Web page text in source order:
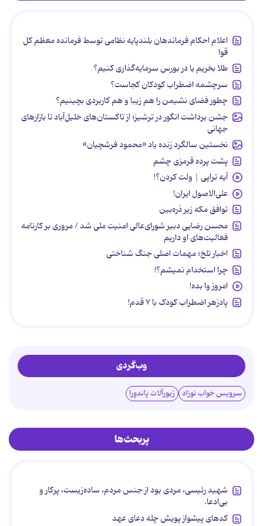
اعلام احکام فرماندهان بلندپایه نظامی توسط فرمانده معظم کل
قوا
طلا بخریم یا در بورس سرمایه‌گذاری کنیم؟
سرچشمه اضطراب کودکان کجاست؟
چطور فضای نشیمن را هم زیبا و هم کاربردی بچینیم؟
جشن برداشت انگور در ترشیز؛ از تاکستان‌های خلیل‌آباد تا بازارهای
جهانی
نخستین سالگرد زنده یاد «محمود فرشچیان»
پشت پرده قرمزی چشم
آیه تراپی | ولت کردن؟!
علی‌الاصول ایران!
توافق مکه زیر ذره‌بین
محسن رضایی دبیر شورای‌عالی امنیت ملی شد / مروری بر کارنامه
فعالیت‌های او داریم
اخبار تلخ؛ مهمات اصلی جنگ شناختی
چرا استخدام نمیشم؟!
امروز وا بده!
پادزهر اضطراب کودک با ۷ قدم!
وب‌گردی
سرویس خواب نوزاد زیورآلات پاندورا
پربحث‌ها
شهید رئیسی، مردی بود از جنس مردم، ساده‌زیست، پرکار و
بی‌ادعا.
کدهای پیشواز پویش چله دعای عهد